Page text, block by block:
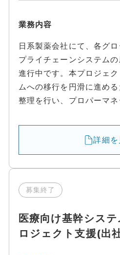
業務内容
日系製薬会社にて、各グ
プライチェーンシステム
進行中です。本プロジェ
ムへの移行を円滑に進め
整理を行い、プロパーマネ
詳細を
募集終了
医療向け基幹シス
ロジェクト支援(出